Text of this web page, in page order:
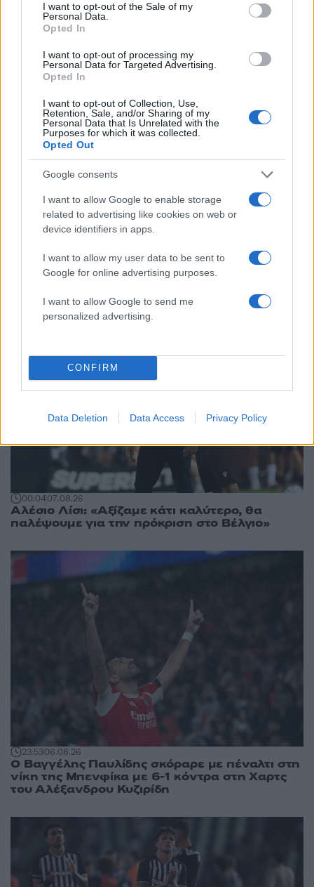
I want to opt-out of the Sale of my
Personal Data.
Opted In
I want to opt-out of processing my
Personal Data for Targeted Advertising.
Opted In
I want to opt-out of Collection, Use,
Retention, Sale, and/or Sharing of my
Personal Data that Is Unrelated with the
Purposes for which it was collected.
Opted Out
Google consents
I want to allow Google to enable storage
related to advertising like cookies on web or
device identifiers in apps.
I want to allow my user data to be sent to
Google for online advertising purposes.
I want to allow Google to send me
personalized advertising.
CONFIRM
Data Deletion Data Access Privacy Policy
επιχειρεί και τη νύχτα στα μέτωπα της
φωτιάς
πρώην στελέχη κατά Καρυστιανού: «Δεν
αποχωρήσαμε για καρέκλες», αιχμές για
«συγκεντρωτικό μοντέλο»
Κρανίου τόπος το Πόρτο Γερμενό μετά το
καταστροφικό πέρασμα της φωτιάς –
Ξεκίνησε η αυτοψία στα καμένα σπίτια
Οδηγός στη Μύκονο άρπαξε τσάντα
Hermès και Rolex αξίας 75.000 ευρώ από
Ουκρανό τουρίστα
Αθλητικά:
Περισσότερα άρθρα
00:0407.08.26
Αλέσιο Λίσι: «Αξίζαμε κάτι καλύτερο, θα
παλέψουμε για την πρόκριση στο Βέλγιο»
23:5306.08.26
Ο Βαγγέλης Παυλίδης σκόραρε με πέναλτι στη
νίκη της Μπενφίκα με 6-1 κόντρα στη Χαρτς
του Αλέξανδρου Κυζιρίδη